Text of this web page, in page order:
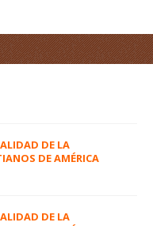
DE LA
DE AMÉRICA
DE LA